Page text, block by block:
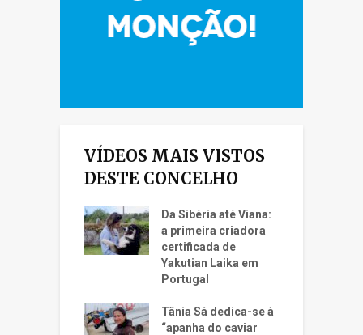
VÍDEOS MAIS VISTOS
DESTE CONCELHO
Da Sibéria até Viana:
a primeira criadora
certificada de
Yakutian Laika em
Portugal
Tânia Sá dedica-se à
“apanha do caviar